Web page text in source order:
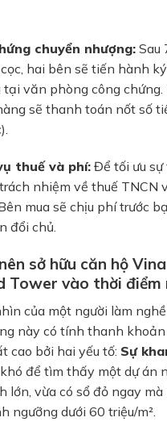
chuyển nhượng:Sau
hai bên sẽ tiến hành
tại văn phòng công
sẽ thanh toán nốt số
thuế và phí: Để tối ưu
nhiệm về thuế TNCN
mua sẽ chịu phí trước
đổi chủ.
sở hữu căn hộ
Tower vào thời điểm
của một người làm
này có tính thanh
cao bởi hai yếu tố: Sự
khó để tìm thấy một dự án
lớn, vừa có sổ đỏ ngay mà
ngưỡng dưới 60 triệu/m².